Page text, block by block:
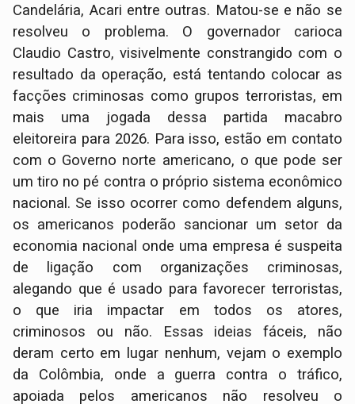
Candelária, Acari entre outras. Matou-se e não se
resolveu o problema. O governador carioca
Claudio Castro, visivelmente constrangido com o
resultado da operação, está tentando colocar as
facções criminosas como grupos terroristas, em
mais uma jogada dessa partida macabro
eleitoreira para 2026. Para isso, estão em contato
com o Governo norte americano, o que pode ser
um tiro no pé contra o próprio sistema econômico
nacional. Se isso ocorrer como defendem alguns,
os americanos poderão sancionar um setor da
economia nacional onde uma empresa é suspeita
de ligação com organizações criminosas,
alegando que é usado para favorecer terroristas,
o que iria impactar em todos os atores,
criminosos ou não. Essas ideias fáceis, não
deram certo em lugar nenhum, vejam o exemplo
da Colômbia, onde a guerra contra o tráfico,
apoiada pelos americanos não resolveu o